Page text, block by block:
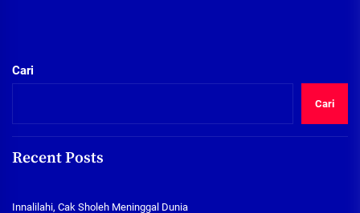
Cari
Cari
Recent Posts
Innalilahi, Cak Sholeh Meninggal Dunia